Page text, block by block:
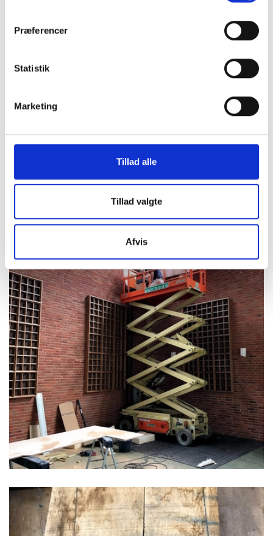
Præferencer
Statistik
Marketing
Tillad alle
Tillad valgte
Afvis